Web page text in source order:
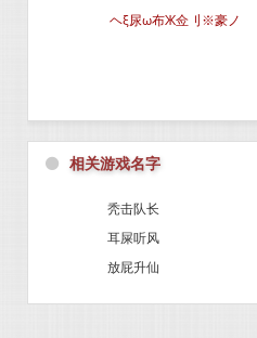
ヘξ尿ω布Ж佥刂※豪ノ
⚫ 相关游戏名字
秃击队长
耳屎听风
放屁升仙